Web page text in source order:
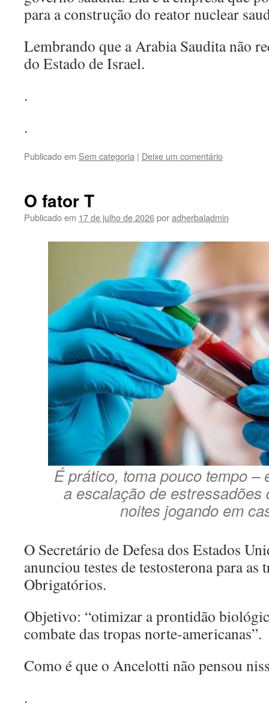
para a construção do reator nuclear
Lembrando que a Arabia Saudita não
do Estado de Israel.
.
.
Publicado em Sem categoria | Deixe um comentário
O fator T
Publicado em 17 de julho de 2026poradherbaladmin
É prático, toma pouco tempo –
a escalação de estressadões
noites jogando em
O Secretário de Defesa dos Estados
anunciou testes de testosterona para as
Obrigatórios.
Objetivo: “otimizar a prontidão
combate das tropas norte-americanas”.
Como é que o Ancelotti não pensou
.